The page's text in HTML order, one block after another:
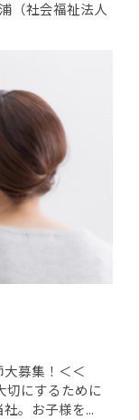
（社会福祉法人
募集！＜＜
切にするために
。お子様を...